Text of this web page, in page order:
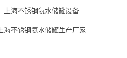
上海不锈钢氨水储罐设备
上海不锈钢氨水储罐生产厂家